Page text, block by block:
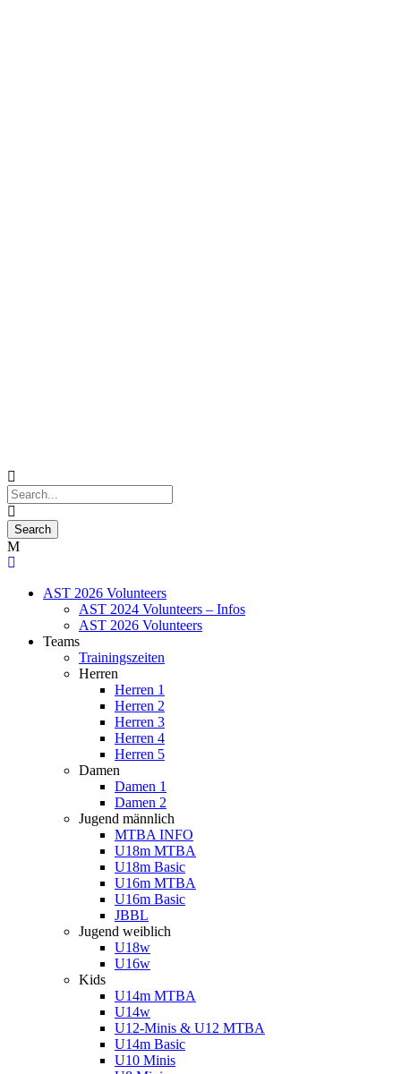
AST 2026 Volunteers
AST 2024 Volunteers – Infos
AST 2026 Volunteers
Teams
Trainingszeiten
Herren
Herren 1
Herren 2
Herren 3
Herren 4
Herren 5
Damen
Damen 1
Damen 2
Jugend männlich
MTBA INFO
U18m MTBA
U18m Basic
U16m MTBA
U16m Basic
JBBL
Jugend weiblich
U18w
U16w
Kids
U14m MTBA
U14w
U12-Minis & U12 MTBA
U14m Basic
U10 Minis